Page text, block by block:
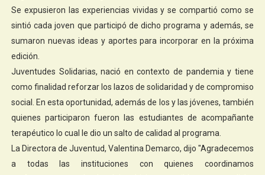
Se expusieron las experiencias vividas y se compartió como se
sintió cada joven que participó de dicho programa y además, se
sumaron nuevas ideas y aportes para incorporar en la próxima
edición.
Juventudes Solidarias, nació en contexto de pandemia y tiene
como finalidad reforzar los lazos de solidaridad y de compromiso
social. En esta oportunidad, además de los y las jóvenes, también
quienes participaron fueron las estudiantes de acompañante
terapéutico lo cual le dio un salto de calidad al programa.
La Directora de Juventud, Valentina Demarco, dijo "Agradecemos
a todas las instituciones con quienes coordinamos